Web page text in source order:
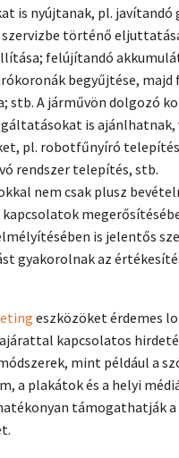
is nyújtanak, pl. javítandó
történő
felújítandó
begyűjtése, majd
stb. A járművön dolgozó
is ajánlhatnak,
pl. robotfűnyíró
rendszer telepítés, stb.
nem csak plusz
is jelentős
gyakorolnak az
eszközöket érdemes
kapcsolatos
mint például a
a plakátok és a helyi
támogathatják